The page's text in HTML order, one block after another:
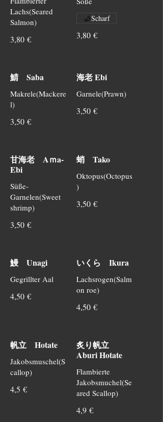
Lachs(Seared
Salmon)
3,80 € 3,80 €
Scharf
鯖 Saba
Makrele(Mackere
l)
3,50 €
海老 Ebi
Garnele(Prawn)
3,50 €
甘海老 Aｍa-
Ebi
Süße-
Garnelen(Sweet
shrimp)
3,50 €
蛸 Tako
Oktopus(Octopus
)
3,50 €
鰻 Unagi
Gegrillter Aal
4,50 €
いくら Ikura
Lachsrogen(Salm
on roe)
4,50 €
帆立 Hotate
Jakobsmuschel(S
callop)
4,5 €
炙り帆立
Aburi Hotate
Flambierte
Jakobsmuchel(Se
ared Scallop)
4,9 €